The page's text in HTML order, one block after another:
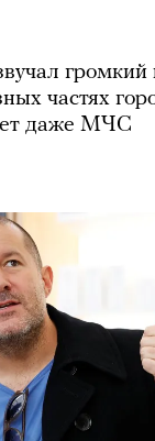
громкий
частях
даже МЧС